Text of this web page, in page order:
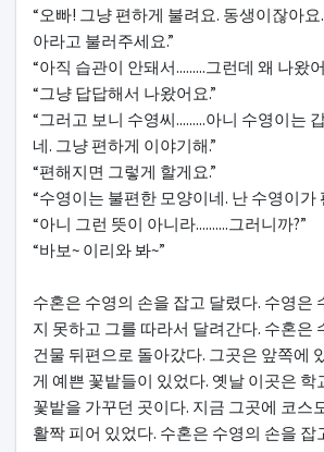
“오빠! 그냥 편하게 불려요. 동생이잖아
아라고 불러주세요.”
“아직 습관이 안돼서.........그런데 왜 나왔어
“그냥 답답해서 나왔어요.”
“그러고 보니 수영씨.........아니 수영이는
네. 그냥 편하게 이야기해.”
“편해지면 그렇게 할게요.”
“수영이는 불편한 모양이네. 난 수영이가
“아니 그런 뜻이 아니라..........그러니까?”
“바보~ 이리와 봐~”
수혼은 수영의 손을 잡고 달렸다. 수영은
지 못하고 그를 따라서 달려간다. 수혼은
건물 뒤편으로 돌아갔다. 그곳은 앞쪽에
게 예쁜 꽃밭들이 있었다. 옛날 이곳은 학
꽃밭을 가꾸던 곳이다. 지금 그곳에 코스
활짝 피어 있었다. 수혼은 수영의 손을 잡